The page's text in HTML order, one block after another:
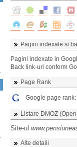
Pagini indexate si
Pagini indexate in
Back link-uri conform
Page Rank
Google page rank:
Listare DMOZ
Site-ul
Alte detalii